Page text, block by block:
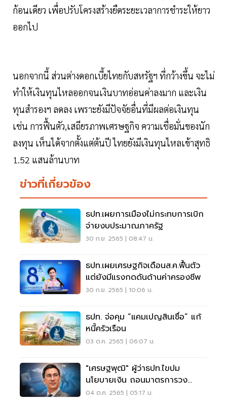
ก้อนเดียว เพื่อปรับโครงสร้างยืดระยะเวลาการชำระให้ยาว
ออกไป
นอกจากนี้ ส่วนต่างดอกเบี้ยไทยกับสหรัฐฯ ที่กว้างขึ้น จะไม่
ทําให้เงินทุนไหลออกจนเงินบาทอ่อนค่าลงมาก และเงิน
ทุนสํารองฯ ลดลง เพราะยังมีปัจจัยอื่นที่มีผลต่อเงินทุน
เช่น การฟื้นตัว,เสถียรภาพเศรษฐกิจ ความเชื่อมั่นของนัก
ลงทุน เห็นได้จากตั้งแต่ต้นปี ไทยยังมีเงินทุนไหลเข้าสุทธิ
1.52 แสนล้านบาท
ข่าวที่เกี่ยวข้อง
ธปท.เผยการเมืองไม่กระทบการเบิก
จ่ายงบประมาณภาครัฐ
30 ก.ย. 2565 | 08:47 น.
ธปท.เผยเศรษฐกิจเดือนส.ค.ฟื้นตัว
แต่ยังมีแรงกดดันด้านค่าครองชีพ
30 ก.ย. 2565 | 10:06 น.
ธปท. จ่อคุม “แคมเปญสินเชื่อ” แก้
หนี้ครัวเรือน
03 ต.ค. 2565 | 06:07 น.
"เศรษฐพุฒิ" ผู้ว่าธปท.ไขปม
นโยบายเงิน ถอนมาตรการวง
กว้าง-คงมาตรการเฉพาะจุด
04 ต.ค. 2565 | 05:17 น.